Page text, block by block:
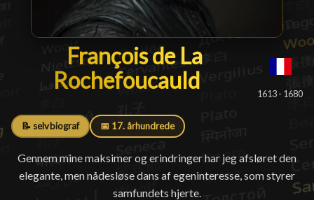
François de La
François de La
Rochefoucauld█ 1613 - 1680
📝 selvbiograf 📅 17. århundrede
Gennem mine maksimer og erindringer har jeg afsløret den
elegante, men nådesløse dans af egeninteresse, som styrer
samfundets hjerte.